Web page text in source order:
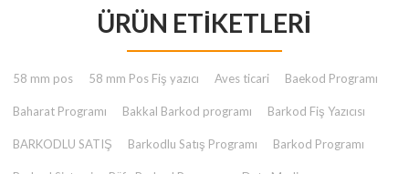
₺ 23.000,00.fiyat:
₺ 2.000,00.
ÜRÜN ETIKETLERI
58 mm pos 58 mm Pos Fiş yazıcı Aves ticari Baekod Programı
Baharat Programı Bakkal Barkod programı Barkod Fiş Yazıcısı
BARKODLU SATIŞ Barkodlu Satış Programı Barkod Programı